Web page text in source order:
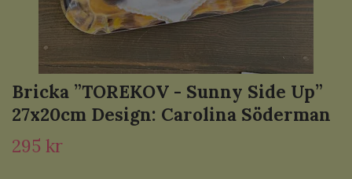
Bricka ”TOREKOV - Sunny Side Up”
27x20cm Design: Carolina Söderman
295 kr